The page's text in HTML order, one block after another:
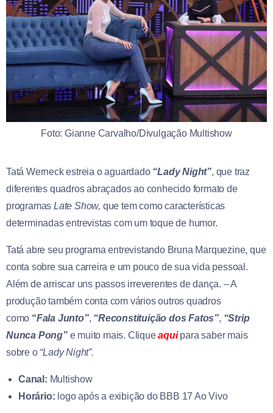
Foto: Gianne Carvalho/Divulgação Multishow
Tatá Werneck estreia o aguardado “Lady Night”, que traz
diferentes quadros abraçados ao conhecido formato de
programasLate Show, que tem como características
determinadas entrevistas com um toque de humor.
Tatá abre seu programa entrevistando Bruna Marquezine, que
conta sobre sua carreira e um pouco de sua vida pessoal.
Além de arriscar uns passos irreverentes de dança. – A
produção também conta com vários outros quadros
como “Fala Junto”, “Reconstituição dos Fatos”, “Strip
Nunca Pong” e muito mais. Cliqueaqui para saber mais
sobre o “Lady Night”.
Canal: Multishow
Horário: logo após a exibição do BBB 17 Ao Vivo